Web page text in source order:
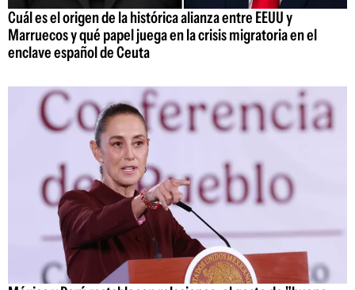
Cuál es el origen de la histórica alianza entre EEUU y
Marruecos y qué papel juega en la crisis migratoria en el
enclave español de Ceuta